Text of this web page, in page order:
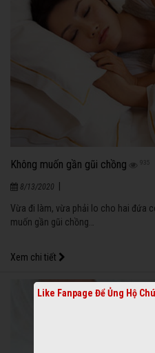
Không muốn gần gũi chồng 935
8/13/2020 |
Vừa đi làm, vừa phải lo cho hai đứa
muốn gần gũi chồng…
Xem chi tiết
Like Fanpage Để Ủng Hộ